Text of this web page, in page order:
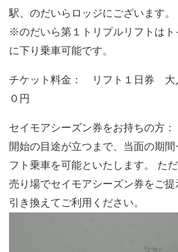
駅、のだいらロッジにございます。
※のだいら第１トリプルリフトは
に下り乗車可能です。
チケット料金： リフト１日券 大
０円
セイモアシーズン券をお持ちの方
開始の目途が立つまで、当面の期
フト乗車を可能といたします。 た
売り場でセイモアシーズン券をご
引き換えてご利用ください。